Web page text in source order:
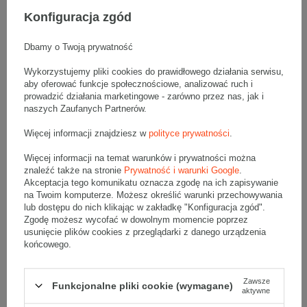
Rodzaj wysyłki
Wytrzymałość
Tektura 3-warstwowa
Składanie
Opis produktu
Zestaw 3 palet szarych kartonów klapowych - 6120 szt.
Wymiary zewnętrzne: 250x250x100mm (długość x szerokość x
wysokość)
Opakowanie wykonane jest z tektury falistej 3-warstwowej, fala B
Konfiguracja zgód
Dbamy o Twoją prywatność
Wykorzystujemy pliki cookies do prawidłowego działania serwisu,
aby oferować funkcje społecznościowe, analizować ruch i
prowadzić działania marketingowe - zarówno przez nas, jak i
naszych Zaufanych Partnerów.
Więcej informacji znajdziesz w polityce prywatności
Więcej informacji na temat warunków i prywatności można
znaleźć także na stronie Prywatność i warunki Google
Akceptacja tego komunikatu oznacza zgodę na ich zapisywanie
na Twoim komputerze. Możesz określić warunki przechowywania
lub dostępu do nich klikając w zakładkę "Konfiguracja zgód".
Zgodę możesz wycofać w dowolnym momencie poprzez
usunięcie plików cookies z przeglądarki z danego urządzenia
końcowego.
Funkcjonalne pliki cookie (wymagane)
Zawsze
aktywne